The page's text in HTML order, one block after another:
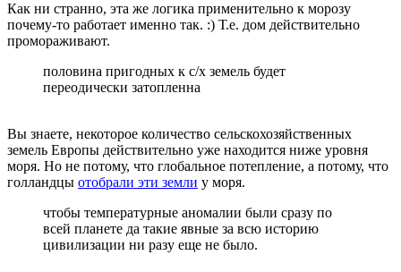
Как ни странно, эта же логика применительно к морозу
почему-то работает именно так. :) Т.е. дом действительно
промораживают.
половина пригодных к с/х земель будет
переодически затопленна
Вы знаете, некоторое количество сельскохозяйственных
земель Европы действительно уже находится ниже уровня
моря. Но не потому, что глобальное потепление, а потому, что
голландцы отобрали эти земли у моря.
чтобы температурные аномалии были сразу по
всей планете да такие явные за всю историю
цивилизации ни разу еще не было.